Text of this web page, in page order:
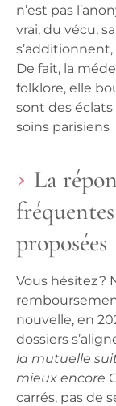
n’est pas
vrai, du vécu,
De fait, la
folklore, elle
sont des
soins parisiens
La
proposées
Vous hésitez ?
nouvelle, en
dossiers
la mutuelle
mieux encore
carrés, pas de